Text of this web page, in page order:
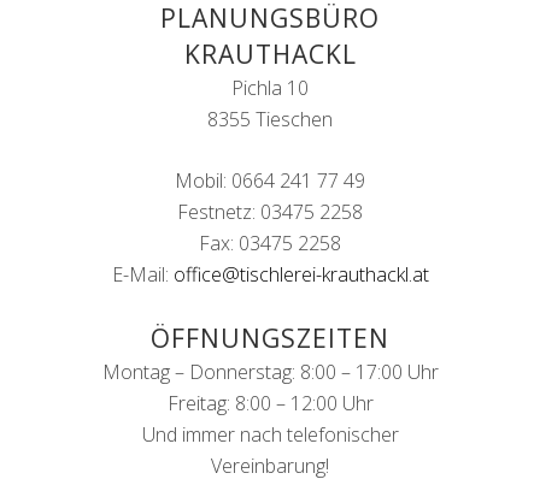
PLANUNGSBÜRO
KRAUTHACKL
Pichla 10
8355 Tieschen
Mobil: 0664 241 77 49
Festnetz: 03475 2258
Fax: 03475 2258
E-Mail: office@tischlerei-krauthackl.at
ÖFFNUNGSZEITEN
Montag – Donnerstag: 8:00 – 17:00 Uhr
Freitag: 8:00 – 12:00 Uhr
Und immer nach telefonischer
Vereinbarung!